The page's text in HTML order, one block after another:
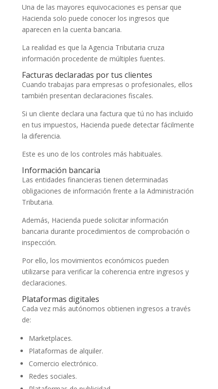
Una de las mayores equivocaciones es pensar que
Hacienda solo puede conocer los ingresos que
aparecen en la cuenta bancaria.
La realidad es que la Agencia Tributaria cruza
información procedente de múltiples fuentes.
Facturas declaradas por tus clientes
Cuando trabajas para empresas o profesionales, ellos
también presentan declaraciones fiscales.
Si un cliente declara una factura que tú no has incluido
en tus impuestos, Hacienda puede detectar fácilmente
la diferencia.
Este es uno de los controles más habituales.
Información bancaria
Las entidades financieras tienen determinadas
obligaciones de información frente a la Administración
Tributaria.
Además, Hacienda puede solicitar información
bancaria durante procedimientos de comprobación o
inspección.
Por ello, los movimientos económicos pueden
utilizarse para verificar la coherencia entre ingresos y
declaraciones.
Plataformas digitales
Cada vez más autónomos obtienen ingresos a través
de:
Marketplaces.
Plataformas de alquiler.
Comercio electrónico.
Redes sociales.